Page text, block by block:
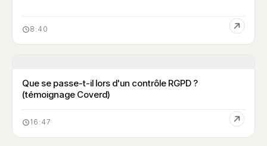
8:40
Que se passe-t-il lors d'un contrôle RGPD ?
(témoignage Coverd)
16:47